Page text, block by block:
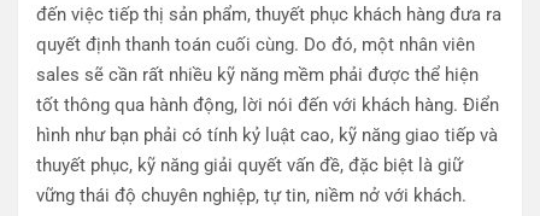
đến việc tiếp thị sản phẩm, thuyết phục khách hàng đưa ra
quyết định thanh toán cuối cùng. Do đó, một nhân viên
sales sẽ cần rất nhiều kỹ năng mềm phải được thể hiện
tốt thông qua hành động, lời nói đến với khách hàng. Điển
hình như bạn phải có tính kỷ luật cao, kỹ năng giao tiếp và
thuyết phục, kỹ năng giải quyết vấn đề, đặc biệt là giữ
vững thái độ chuyên nghiệp, tự tin, niềm nở với khách.